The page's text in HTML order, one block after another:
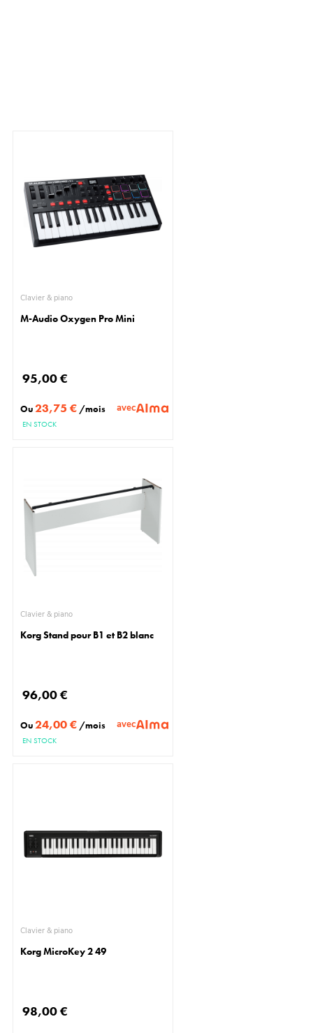
Clavier & piano
M-Audio Oxygen Pro Mini
95,00 €
Ou23,75 € /mois avec
EN STOCK
Clavier & piano
Korg Stand pour B1 et B2 blanc
96,00 €
Ou24,00 € /mois avec
EN STOCK
Clavier & piano
Korg MicroKey 2 49
98,00 €